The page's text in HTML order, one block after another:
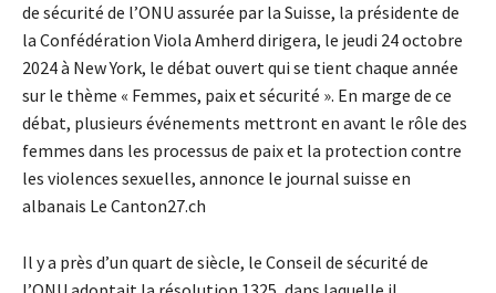
de sécurité de l’ONU assurée par la Suisse, la présidente de
la Confédération Viola Amherd dirigera, le jeudi 24 octobre
2024 à New York, le débat ouvert qui se tient chaque année
sur le thème « Femmes, paix et sécurité ». En marge de ce
débat, plusieurs événements mettront en avant le rôle des
femmes dans les processus de paix et la protection contre
les violences sexuelles, annonce le journal suisse en
albanais Le Canton27.ch
Il y a près d’un quart de siècle, le Conseil de sécurité de